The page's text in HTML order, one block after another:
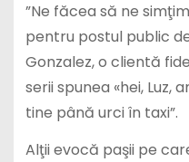
”Ne făcea să ne
pentru postul public
Gonzalez, o clientă
serii spunea «hei,
tine până urci în taxi”.
Alţii evocă paşii pe